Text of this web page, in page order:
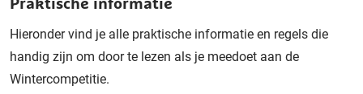
Hieronder vind je alle praktische informatie en regels die
handig zijn om door te lezen als je meedoet aan de
Wintercompetitie.